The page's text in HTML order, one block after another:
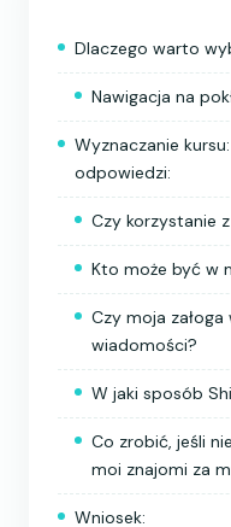
Dlaczego warto
Nawigacja na
Wyznaczanie
odpowiedzi:
Czy korzystanie
Kto może być w
Czy moja
wiadomości?
W jaki sposób
Co zrobić, jeśli
moi znajomi za
Wniosek: